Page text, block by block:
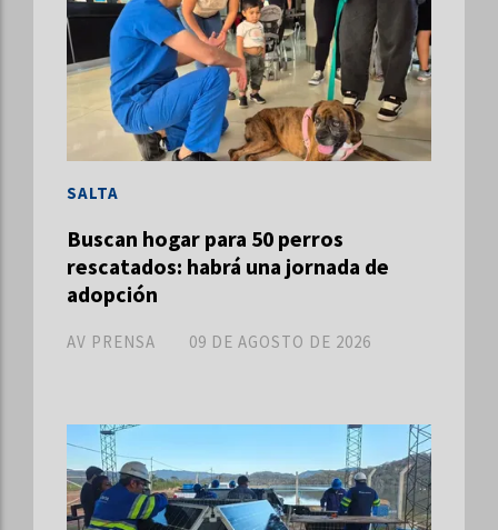
Buscan hogar para 50 perros
rescatados: habrá una jornada de
adopción
AV PRENSA
SALTA
09 DE AGOSTO DE 2026